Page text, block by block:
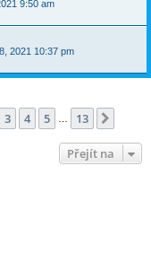
9:50 am
2021 10:37 pm
z 13
3 4 5 13
Přejít na